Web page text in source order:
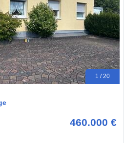
1 / 20
460.000 €